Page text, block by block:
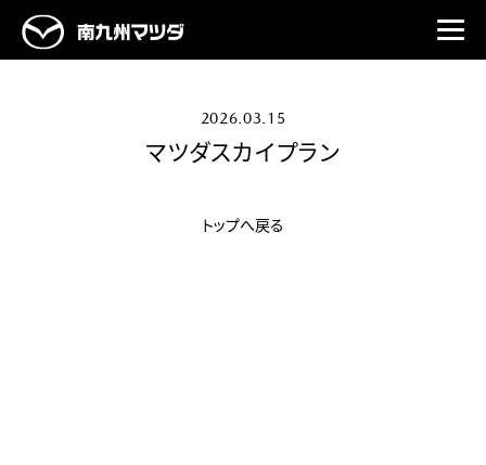
2026.03.15
マツダスカイプラン
トップへ戻る